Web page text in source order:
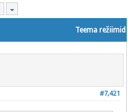
Teema režiimid
#7,421